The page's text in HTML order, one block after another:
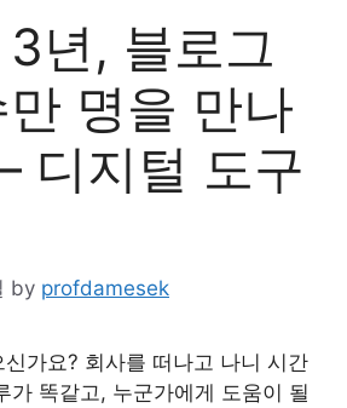
년, 블로그
명을 만나
디지털 도구
by profdamesek
가요? 회사를 떠나고 나니 시간
가 똑같고, 누군가에게 도움이 될